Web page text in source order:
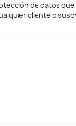
de datos
cliente o